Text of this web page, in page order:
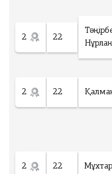
2 22
2 22
2 22